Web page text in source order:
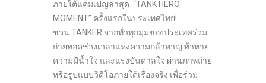
ภายใต้แคมเปญล่าสุด “TANK HERO
MOMENT” ครั้งแรกในประเทศไทย!
ชวน TANKER จากทั่วทุกมุมของประเทศร่วม
ถ่ายทอดช่วงเวลาแห่งความกล้าหาญ ท้าทาย
ความมีน้ำใจ และแรงบันดาลใจ ผ่านภาพถ่าย
หรือรูปแบบวิดีโอภายใต้เรื่องจริง เพื่อร่วม